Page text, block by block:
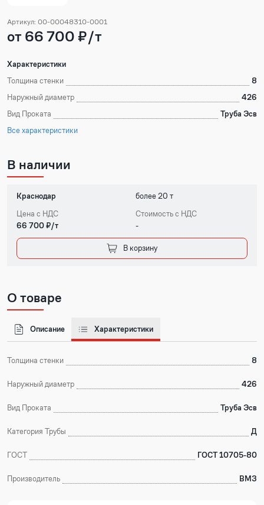
Артикул: 00-00048310-0001
от 66 700 ₽/т
Характеристики
Толщина стенки
8
Наружный диаметр
426
Вид Проката
Труба Эсв
Все характеристики
В наличии
Краснодар
более 20 т
Цена с НДС
66 700 ₽/т
Стоимость с НДС
-
В корзину
О товаре
Описание Характеристики
Толщина стенки 8
Наружный диаметр 426
Вид Проката Труба Эсв
Категория Трубы Д
ГОСТ ГОСТ 10705-80
Производитель ВМЗ